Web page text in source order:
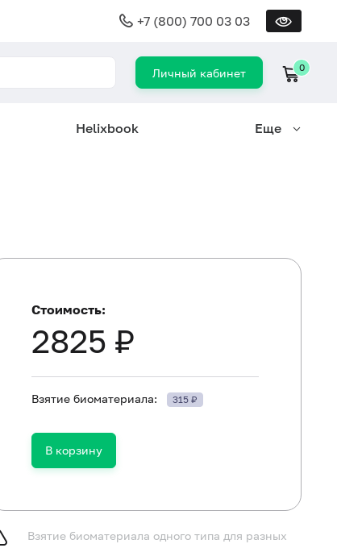
+7 (800) 700 03 03
Личный кабинет 0
Helixbook Еще
Стоимость:
2825 ₽
Взятие биоматериала: 315 ₽
В корзину
Взятие биоматериала одного типа для разных